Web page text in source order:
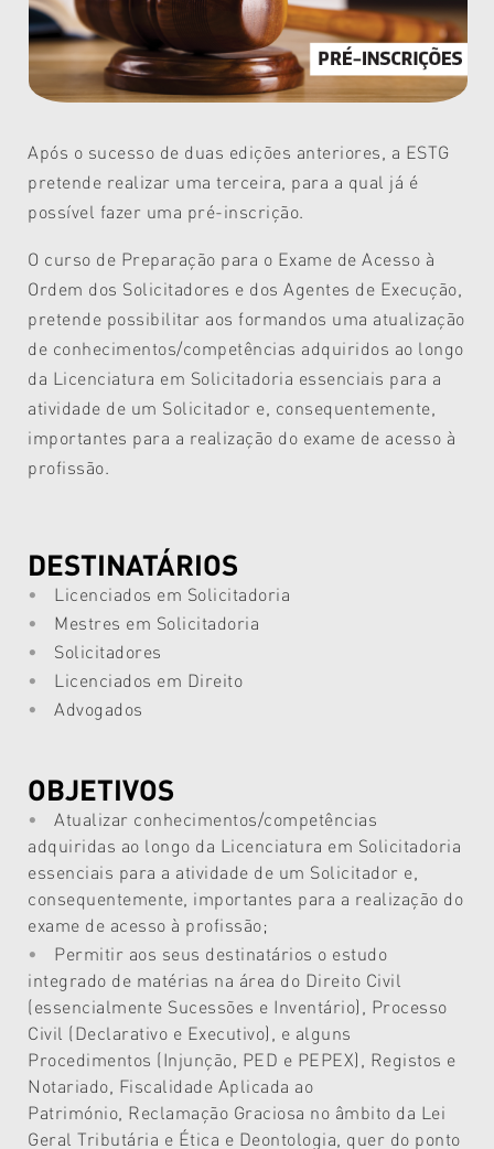
Após o sucesso de duas edições anteriores, a ESTG
pretende realizar uma terceira, para a qual já é
possível fazer uma pré-inscrição.
O curso de Preparação para o Exame de Acesso à
Ordem dos Solicitadores e dos Agentes de Execução,
pretende possibilitar aos formandos uma atualização
de conhecimentos/competências adquiridos ao longo
da Licenciatura em Solicitadoria essenciais para a
atividade de um Solicitador e, consequentemente,
importantes para a realização do exame de acesso à
profissão.
DESTINATÁRIOS
Licenciados em Solicitadoria
Mestres em Solicitadoria
Solicitadores
Licenciados em Direito
Advogados
OBJETIVOS
Atualizar conhecimentos/competências
adquiridas ao longo da Licenciatura em Solicitadoria
essenciais para a atividade de um Solicitador e,
consequentemente, importantes para a realização do
exame de acesso à profissão;
Permitir aos seus destinatários o estudo
integrado de matérias na área do Direito Civil
(essencialmente Sucessões e Inventário), Processo
Civil (Declarativo e Executivo), e alguns
Procedimentos (Injunção, PED e PEPEX), Registos e
Notariado, Fiscalidade Aplicada ao
Património, Reclamação Graciosa no âmbito da Lei
Geral Tributária e Ética e Deontologia, quer do ponto